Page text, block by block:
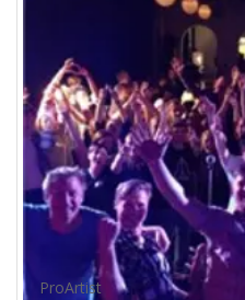
ProArtist